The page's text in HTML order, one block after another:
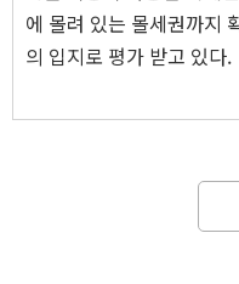
에 몰려 있는 몰세권까지
의 입지로 평가 받고 있다.